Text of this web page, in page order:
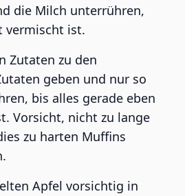
die Milch unterrühren,
vermischt ist.
Zutaten zu den
geben und nur so
bis alles gerade eben
Vorsicht, nicht zu lange
zu harten Muffins
Apfel vorsichtig in